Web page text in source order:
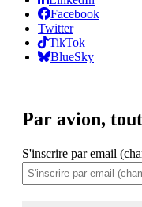
Facebook
Twitter
TikTok
BlueSky
Par avion,
S'inscrire par email